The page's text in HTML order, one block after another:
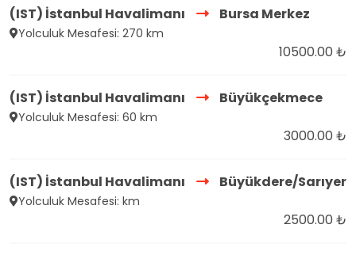
(IST) İstanbul Havalimanı Bursa Merkez
Yolculuk Mesafesi: 270 km
10500.00 ₺
(IST) İstanbul Havalimanı Büyükçekmece
Yolculuk Mesafesi: 60 km
3000.00 ₺
(IST) İstanbul Havalimanı Büyükdere/Sarıyer
Yolculuk Mesafesi: km
2500.00 ₺